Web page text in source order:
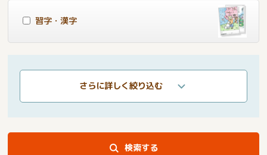
習字・漢字
さらに詳しく絞り込む
検索する